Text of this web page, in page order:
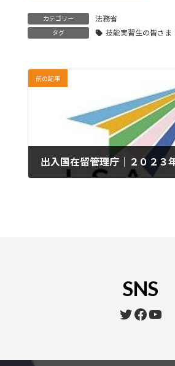
カテゴリー 法務省
タグ 技能実習生の皆さま
前の記事
SNS
Twitter